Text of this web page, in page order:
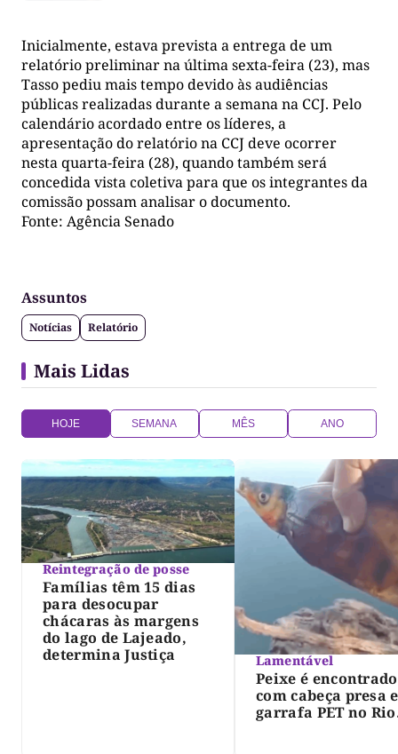
Inicialmente, estava prevista a entrega de um
relatório preliminar na última sexta-feira (23), mas
Tasso pediu mais tempo devido às audiências
públicas realizadas durante a semana na CCJ. Pelo
calendário acordado entre os líderes, a
apresentação do relatório na CCJ deve ocorrer
nesta quarta-feira (28), quando também será
concedida vista coletiva para que os integrantes da
comissão possam analisar o documento.
Fonte: Agência Senado
Assuntos
Notícias Relatório
Mais Lidas
HOJE SEMANA MÊS ANO
Reintegração de posse
Famílias têm 15 dias
para desocupar
chácaras às margens
do lago de Lajeado,
determina Justiça
Lamentável
Peixe é encontrado
com cabeça presa
garrafa PET no Rio